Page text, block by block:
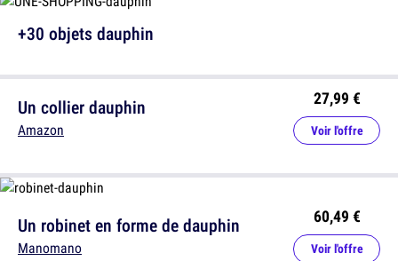
+30 objets dauphin
Un collier dauphin
Amazon
27,99 €
Voir l'offre
Un robinet en forme de dauphin
Manomano
60,49 €
Voir l'offre